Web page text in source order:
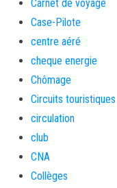
Carnet de voyage
Case-Pilote
centre aéré
cheque energie
Chômage
Circuits touristiques
circulation
club
CNA
Collèges